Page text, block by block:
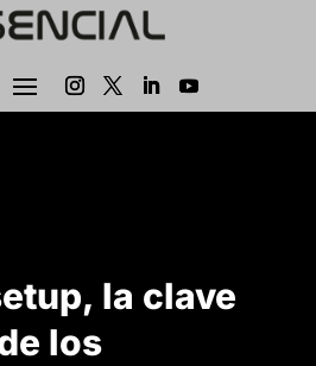
la clave
los